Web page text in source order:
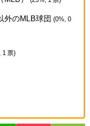
外のMLB球団 (0%, 0
1 票)